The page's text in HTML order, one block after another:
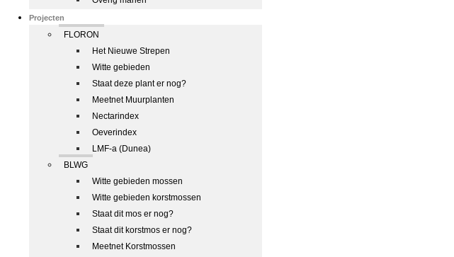
Projecten
FLORON
Het Nieuwe Strepen
Witte gebieden
Staat deze plant er nog?
Meetnet Muurplanten
Nectarindex
Oeverindex
LMF-a (Dunea)
BLWG
Witte gebieden mossen
Witte gebieden korstmossen
Staat dit mos er nog?
Staat dit korstmos er nog?
Meetnet Korstmossen